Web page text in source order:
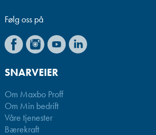
Følg oss på
SNARVEIER
Om Maxbo Proff
Om Min bedrift
Våre tjenester
Bærekraft